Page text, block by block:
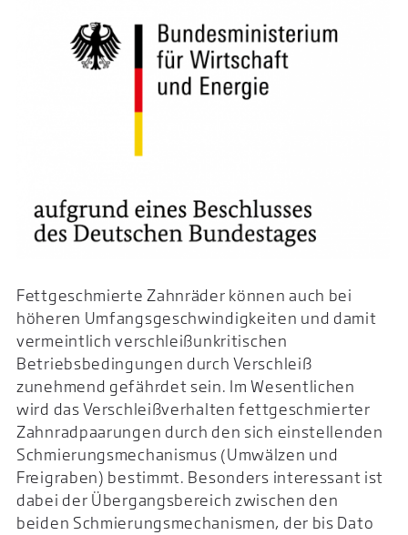
Fettgeschmierte Zahnräder können auch bei
höheren Umfangsgeschwindigkeiten und damit
vermeintlich verschleißunkritischen
Betriebsbedingungen durch Verschleiß
zunehmend gefährdet sein. Im Wesentlichen
wird das Verschleißverhalten fettgeschmierter
Zahnradpaarungen durch den sich einstellenden
Schmierungsmechanismus (Umwälzen und
Freigraben) bestimmt. Besonders interessant ist
dabei der Übergangsbereich zwischen den
beiden Schmierungsmechanismen, der bis Dato